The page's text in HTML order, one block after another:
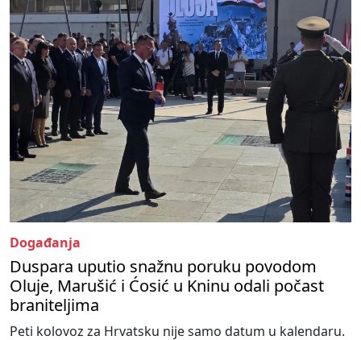
Događanja
Duspara uputio snažnu poruku povodom
Oluje, Marušić i Ćosić u Kninu odali počast
braniteljima
Peti kolovoz za Hrvatsku nije samo datum u kalendaru.